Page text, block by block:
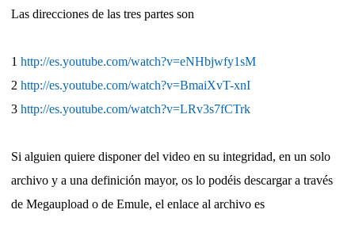
Las direcciones de las tres partes son
1 http://es.youtube.com/watch?v=eNHbjwfy1sM
2 http://es.youtube.com/watch?v=BmaiXvT-xnI
3 http://es.youtube.com/watch?v=LRv3s7fCTrk
Si alguien quiere disponer del video en su integridad, en un solo
archivo y a una definición mayor, os lo podéis descargar a través
de Megaupload o de Emule, el enlace al archivo es